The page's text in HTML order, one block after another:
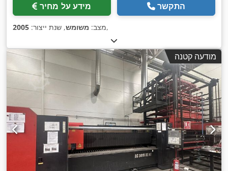
מידע על מחיר התקשר
מצב: משומש, שנת ייצור: 2005 ,
מודעה קטנה